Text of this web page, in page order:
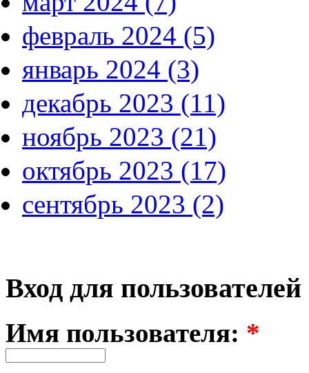
февраль 2024 (5)
январь 2024 (3)
декабрь 2023 (11)
ноябрь 2023 (21)
октябрь 2023 (17)
сентябрь 2023 (2)
Вход для пользователей
Имя пользователя: *